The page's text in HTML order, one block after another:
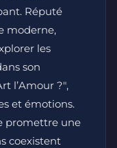
Réputé
moderne,
les
son
l’Amour ?",
et émotions.
promettre une
coexistent